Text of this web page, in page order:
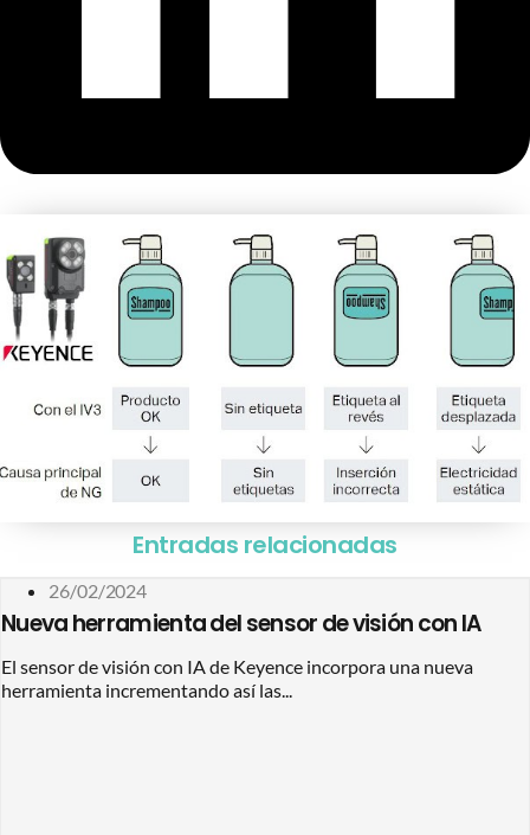
Entradas relacionadas
26/02/2024
Nueva herramienta del sensor de visión con IA
El sensor de visión con IA de Keyence incorpora una nueva
herramienta incrementando así las...